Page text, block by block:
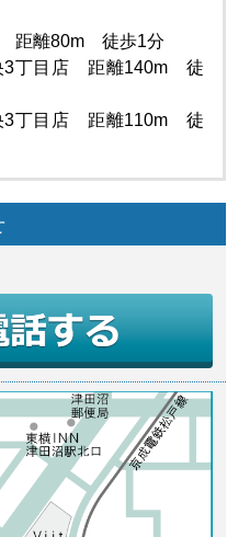
距離80m 徒歩1分
3丁目店 距離140m 徒
3丁目店 距離110m 徒